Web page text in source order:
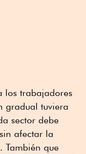
los trabajadores
gradual tuviera
sector debe
afectar la
También que